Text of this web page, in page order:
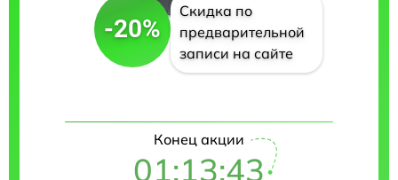
-20%
Скидка по
предварительной
записи на сайте
Конец акции
01:13:42